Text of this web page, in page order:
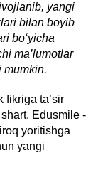
yangi
bilan boyib
bo‘yicha
ma’lumotlar
mumkin.
fikriga ta’sir
Edusmile -
yoritishga
yangi